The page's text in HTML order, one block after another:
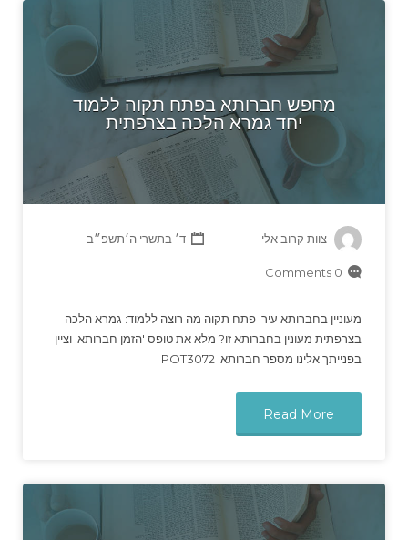
מחפש חברותא בפתח תקוה ללמוד
יחד גמרא הלכה בצרפתית
צוות קרוב אלי ד׳ בתשרי ה׳תשפ״ב
0 Comments
מעוניין בחברותא עיר: פתח תקוה מה רוצה ללמוד: גמרא הלכה
בצרפתית מעונין בחברותא זו? מלא את טופס 'הזמן חברותא' וציין
בפנייתך אלינו מספר חברותא: POT3072
Read More